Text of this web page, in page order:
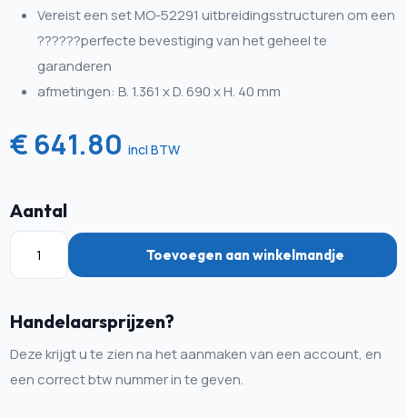
Vereist een set MO-52291 uitbreidingsstructuren om een
??????perfecte bevestiging van het geheel te
garanderen
afmetingen: B. 1.361 x D. 690 x H. 40 mm
€ 641.80incl BTW
Aantal
Toevoegen aan winkelmandje
Handelaarsprijzen?
Deze krijgt u te zien na het aanmaken van een account, en
een correct btw nummer in te geven.